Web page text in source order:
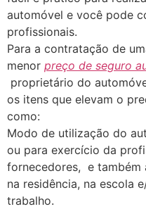
automóvel e você pode
profissionais.
Para a contratação de
menor preço de seguro
proprietário do
os itens que elevam o
como:
Modo de utilização do
ou para exercício da
fornecedores, e também
na residência, na escola
trabalho.